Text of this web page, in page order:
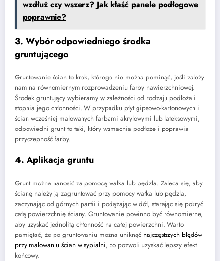
wzdłuż czy wszerz? Jak kłaść panele podłogowe
poprawnie?
3. Wybór odpowiedniego środka
gruntującego
Gruntowanie ścian to krok, którego nie można pominąć, jeśli zależy
nam na równomiernym rozprowadzeniu farby nawierzchniowej.
Środek gruntujący wybieramy w zależności od rodzaju podłoża i
stopnia jego chłonności. W przypadku płyt gipsowo-kartonowych i
ścian wcześniej malowanych farbami akrylowymi lub lateksowymi,
odpowiedni grunt to taki, który wzmacnia podłoże i poprawia
przyczepność farby.
4. Aplikacja gruntu
Grunt można nanosić za pomocą wałka lub pędzla. Zaleca się, aby
ścianę należy ją zagruntować przy pomocy wałka lub pędzla,
zaczynając od górnych partii i podążając w dół, starając się pokryć
całą powierzchnię ściany. Gruntowanie powinno być równomierne,
aby uzyskać jednolitą chłonność na całej powierzchni. Warto
pamiętać, że po gruntowaniu można uniknąć najczęstszych błędów
przy malowaniu ścian w sypialni, co pozwoli uzyskać lepszy efekt
końcowy.